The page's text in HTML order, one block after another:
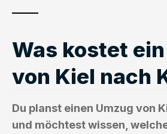
Was kostet
von Kiel nach
Du planst einen Umzug von
und möchtest wissen,